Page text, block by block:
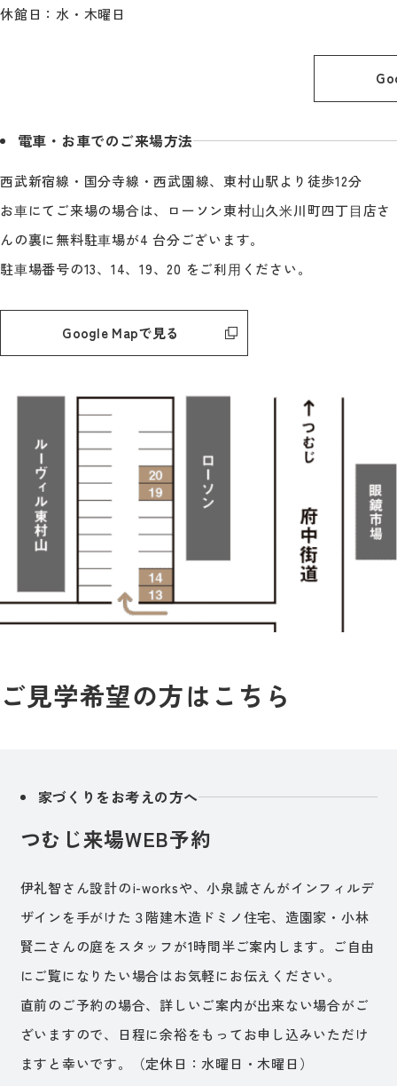
休館日：水・木曜日
電車・お車でのご来場方法
西武新宿線・国分寺線・西武園線、東村山駅より徒歩12分
お⾞にてご来場の場合は、ローソン東村⼭久⽶川町四丁⽬店さ
んの裏に無料駐⾞場が4 台分ございます。
駐⾞場番号の13、14、19、20 をご利⽤ください。
Google Mapで見る
ご見学希望の方はこちら
家づくりをお考えの方へ
つむじ来場WEB予約
伊礼智さん設計のi-worksや、小泉誠さんがインフィルデ
ザインを手がけた３階建木造ドミノ住宅、造園家・小林
賢二さんの庭をスタッフが1時間半ご案内します。ご自由
にご覧になりたい場合はお気軽にお伝えください。
直前のご予約の場合、詳しいご案内が出来ない場合がご
ざいますので、日程に余裕をもってお申し込みいただけ
ますと幸いです。（定休日：水曜日・木曜日）